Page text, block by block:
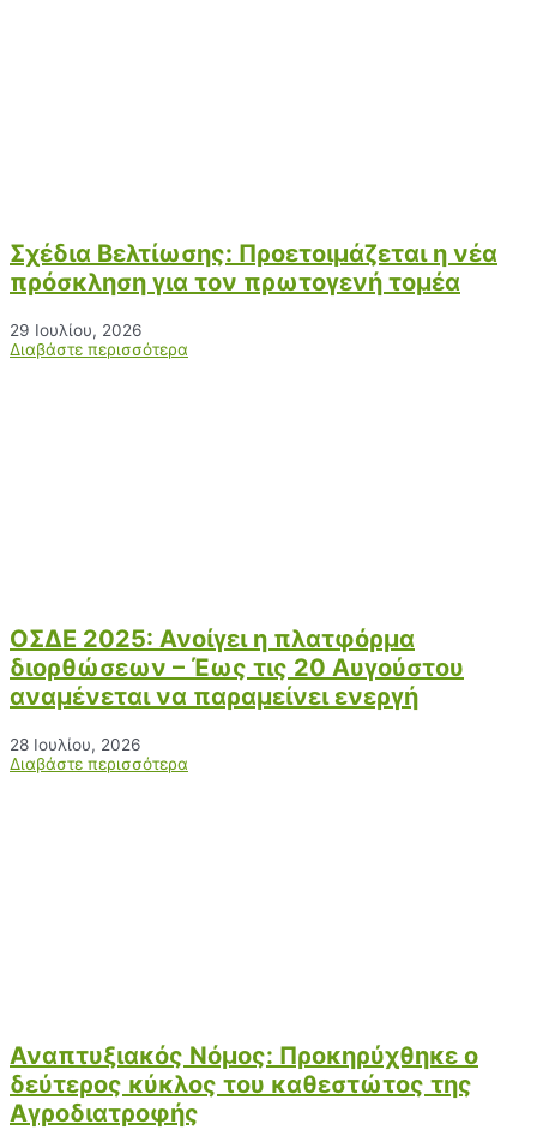
Σχέδια Βελτίωσης: Προετοιμάζεται η νέα
πρόσκληση για τον πρωτογενή τομέα
29 Ιουλίου, 2026
Διαβάστε περισσότερα
ΟΣΔΕ 2025: Ανοίγει η πλατφόρμα
διορθώσεων – Έως τις 20 Αυγούστου
αναμένεται να παραμείνει ενεργή
28 Ιουλίου, 2026
Διαβάστε περισσότερα
Αναπτυξιακός Νόμος: Προκηρύχθηκε ο
δεύτερος κύκλος του καθεστώτος της
Αγροδιατροφής